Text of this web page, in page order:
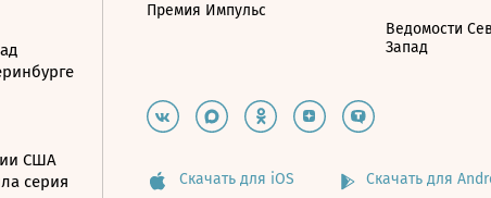
США
серия
Премия Импульс
Ведомости
Запад
Скачать для iOS Скачать для